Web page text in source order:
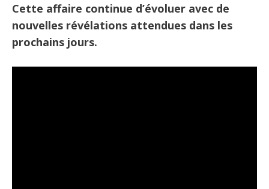
Cette affaire continue d’évoluer avec de
nouvelles révélations attendues dans les
prochains jours.